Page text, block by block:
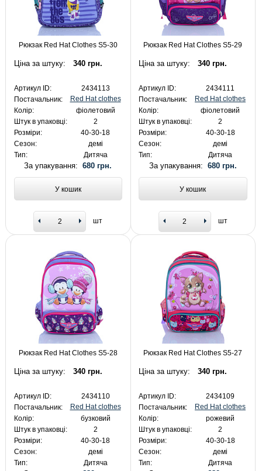
Рюкзак Red Hat Clothes S5-30
Ціна за штуку: 340 грн.
Артикул ID:
2434113
Постачальник:
Red Hat clothes
Колір:
фіолетовий
Штук в упаковці:
2
Розміри:
40-30-18
Сезон:
демі
Тип:
Дитяча
За упакування:680 грн.
У кошик
шт
Рюкзак Red Hat Clothes S5-29
Ціна за штуку: 340 грн.
Артикул ID:
2434111
Постачальник:
Red Hat clothes
Колір:
фіолетовий
Штук в упаковці:
2
Розміри:
40-30-18
Сезон:
демі
Тип:
Дитяча
За упакування: 680 грн.
У кошик
шт
Рюкзак Red Hat Clothes S5-28
Ціна за штуку: 340 грн.
Артикул ID:
2434110
Постачальник:
Red Hat clothes
Колір:
бузковий
Штук в упаковці:
2
Розміри:
40-30-18
Сезон:
демі
Тип:
Дитяча
Рюкзак Red Hat Clothes S5-27
Ціна за штуку: 340 грн.
Артикул ID:
2434109
Постачальник:
Red Hat clothes
Колір:
рожевий
Штук в упаковці:
2
Розміри:
40-30-18
Сезон:
демі
Тип:
Дитяча